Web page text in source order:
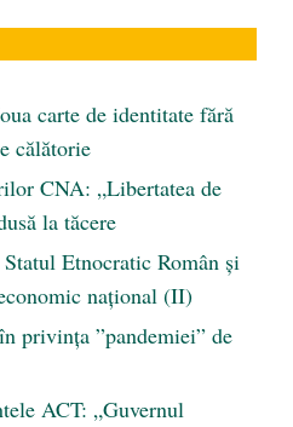
carte de identitate fără
călătorie
CNA: „Libertatea de
la tăcere
Etnocratic Român şi
naţional (II)
privința ”pandemiei” de
ACT: „Guvernul